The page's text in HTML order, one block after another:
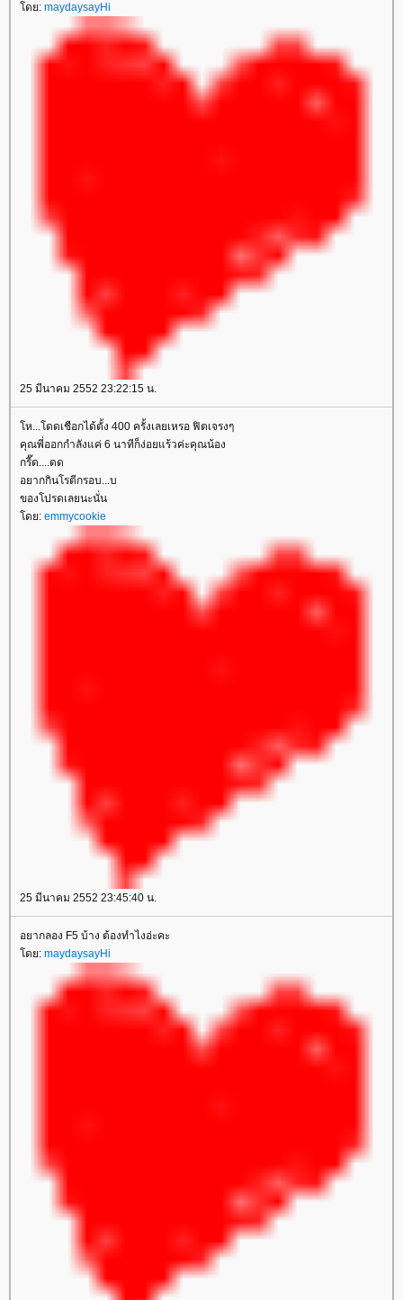
ดย: maydaysayHi
25 มีนาคม 2552 23:22:15 น.
ห...โดดเชือกได้ตั้ง 400 ครั้งเลยเหรอ ฟิตเจรงๆ
คุณพี่ออกกำลังแค่ 6 นาทีก็ง่อยแร้วค่ะคุณน้อง
กรี๊ด....ดด
อยากกินโรตีกรอบ...บ
ของโปรดเลยนะนั่น
ดย: emmycookie
25 มีนาคม 2552 23:45:40 น.
อยากลอง F5 บ้าง ต้องทำไงอ่ะคะ
ดย: maydaysayHi